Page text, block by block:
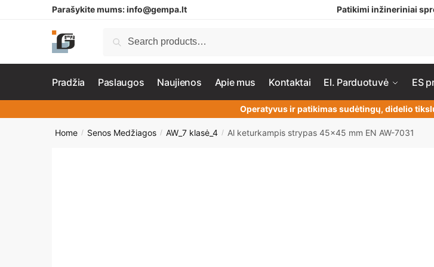
Parašykite mums:info@gempa.lt Patikimi inžineriniai
Search
Pradžia Paslaugos Naujienos Apie mus Kontaktai El. Parduotuvė ES
Operatyvus ir patikimas sudėtingų, didelio
Home / Senos Medžiagos / AW_7 klasė_4 / Al keturkampis strypas 45×45 mm EN AW-7031